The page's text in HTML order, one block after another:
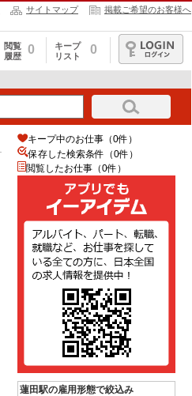
サイトマップ 掲載ご希望のお客様へ
閲覧
履歴
0
キープ
リスト
0
ログイン
キープ中のお仕事（0件）
保存した検索条件（0件）
閲覧したお仕事（0件）
蓮田駅の雇用形態で絞込み